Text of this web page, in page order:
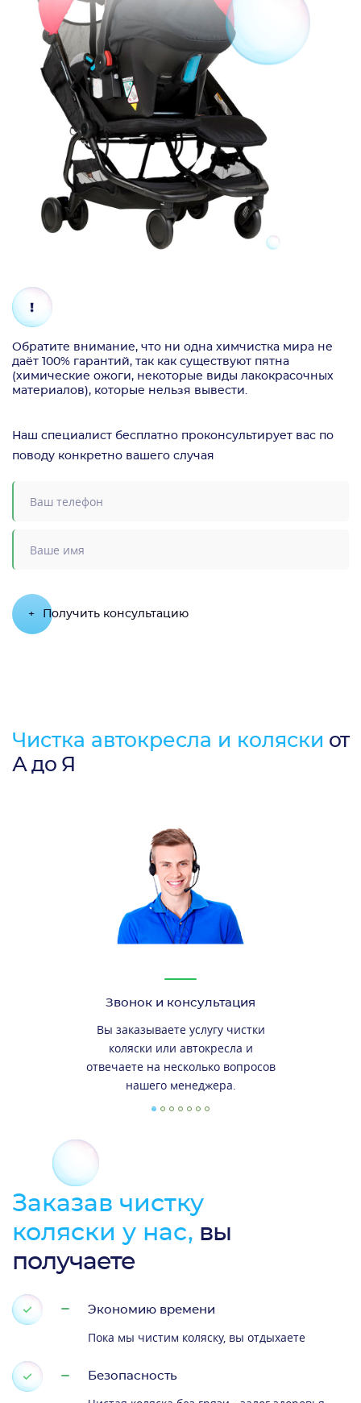
Обратите внимание, что ни одна химчистка мира не
даёт 100% гарантий, так как существуют пятна
(химические ожоги, некоторые виды лакокрасочных
материалов), которые нельзя вывести.
Наш специалист бесплатно проконсультирует вас по
поводу конкретно вашего случая
+ Получить консультацию
Чистка автокресла и коляски от
А до Я
Звонок и консультация
Вы заказываете услугу чистки
коляски или автокресла и
отвечаете на несколько вопросов
нашего менеджера.
Заказав чистку
коляски у нас, вы
получаете
Экономию времени
Пока мы чистим коляску, вы отдыхаете
Безопасность